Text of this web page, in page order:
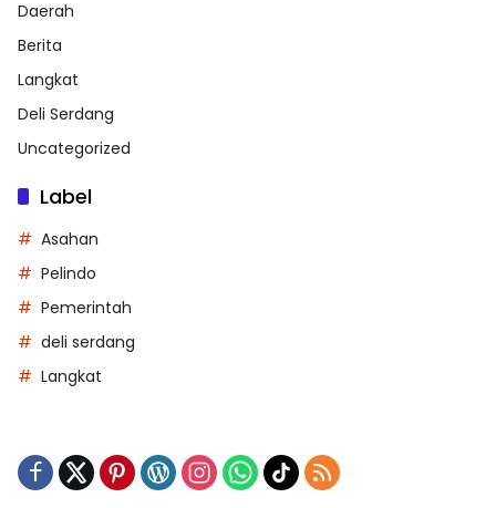
Daerah
Berita
Langkat
Deli Serdang
Uncategorized
Label
Asahan
Pelindo
Pemerintah
deli serdang
Langkat